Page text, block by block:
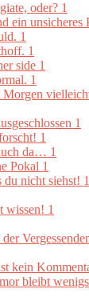
oder? 1
ein unsicheres
1
1
side 1
1
1
1
da… 1
Pokal 1
du nicht siehst! 1
wissen! 1
kein
bleibt